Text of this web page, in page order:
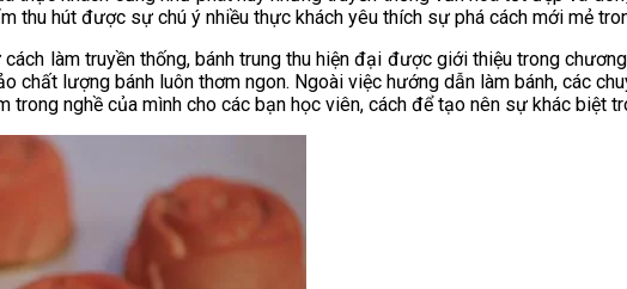
– AirBnB
thu hút được sự chú ý nhiều thực khách yêu thích sự phá cách mới mẻ
làm truyền thống, bánh trung thu hiện đại được giới thiệu trong
lượng bánh luôn thơm ngon. Ngoài việc hướng dẫn làm bánh, các
nghề của mình cho các bạn học viên, cách để tạo nên sự khác biệt